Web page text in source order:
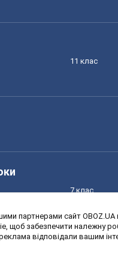
11 клас
7 клас
9 клас
партнерами сайт
щоб забезпечити належну
відповідали вашим